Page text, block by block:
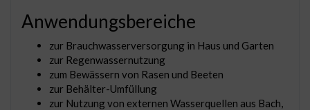
Anwendungsbereiche
zur Brauchwasserversorgung in Haus und Garten
zur Regenwassernutzung
zum Bewässern von Rasen und Beeten
zur Behälter-Umfüllung
zur Nutzung von externen Wasserquellen aus Bach,